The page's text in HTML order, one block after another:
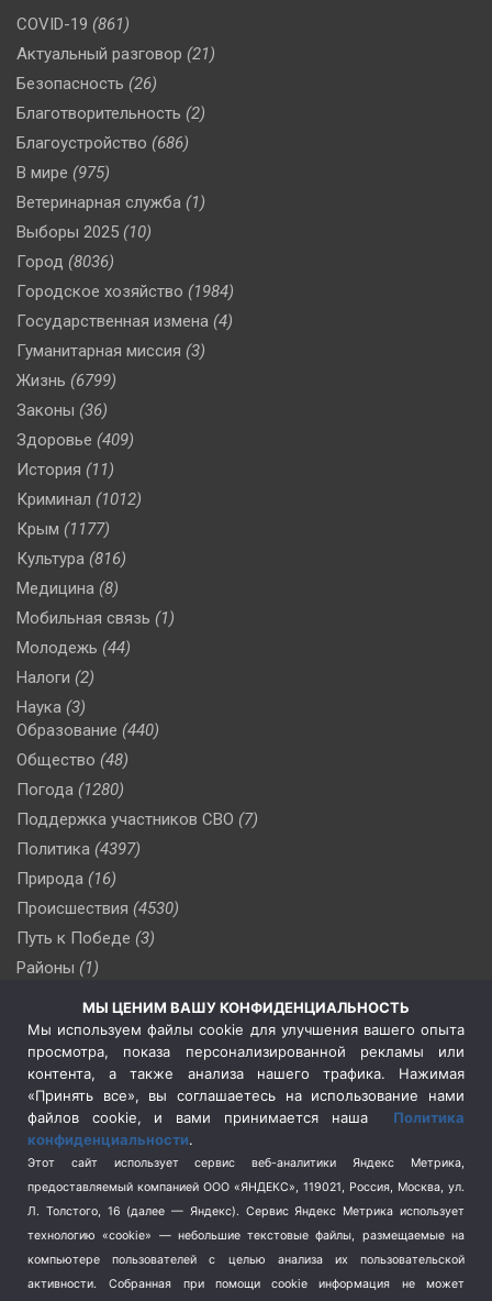
COVID-19 (861)
Актуальный разговор (21)
Безопасность (26)
Благотворительность (2)
Благоустройство (686)
В мире (975)
Ветеринарная служба (1)
Выборы 2025 (10)
Город (8036)
Городское хозяйство (1984)
Государственная измена (4)
Гуманитарная миссия (3)
Жизнь (6799)
Законы (36)
Здоровье (409)
История (11)
Криминал (1012)
Крым (1177)
Культура (816)
Медицина (8)
Мобильная связь (1)
Молодежь (44)
Налоги (2)
Наука (3)
Образование (440)
Общество (48)
Погода (1280)
Поддержка участников СВО (7)
Политика (4397)
Природа (16)
Происшествия (4530)
Путь к Победе (3)
Районы (1)
(510)
Сельское хозяйство (3)
Социальная политика
(3)
Спецоперация в Украине
Спецоперация на Украине
(404)
Спорт (740)
Терроризм (1)
Транспорт (262)
Туризм (178)
Флот (76)
МЫ ЦЕНИМ ВАШУ КОНФИДЕНЦИАЛЬНОСТЬ
Мы используем файлы cookie для улучшения вашего опыта
просмотра, показа персонализированной рекламы или
контента, а также анализа нашего трафика. Нажимая
«Принять все», вы соглашаетесь на использование нами
файлов cookie, и вами принимается наша Политика
конфиденциальности.
Этот сайт использует сервис веб-аналитики Яндекс Метрика,
предоставляемый компанией ООО «ЯНДЕКС», 119021, Россия, Москва, ул.
Л. Толстого, 16 (далее — Яндекс). Сервис Яндекс Метрика использует
технологию «cookie» — небольшие текстовые файлы, размещаемые на
компьютере пользователей с целью анализа их пользовательской
активности.
Собранная при помощи cookie информация не может